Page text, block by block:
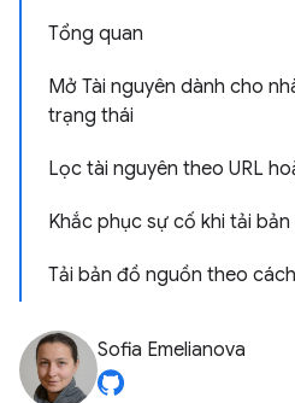
Tổng quan
Mở Tài nguyên dành cho
trạng thái
Lọc tài nguyên theo URL
Khắc phục sự cố khi tải
Tải bản đồ nguồn theo
Sofia Emelianova